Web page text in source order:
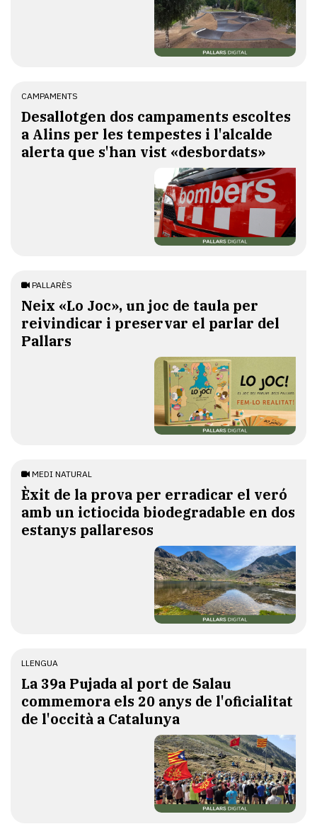
CAMPAMENTS
​Desallotgen dos campaments escoltes
a Alins per les tempestes i l'alcalde
alerta que s'han vist «desbordats»
PALLARÈS
​Neix «Lo Joc», un joc de taula per
reivindicar i preservar el parlar del
Pallars
MEDI NATURAL
Èxit de la prova per erradicar el veró
amb un ictiocida biodegradable en dos
estanys pallaresos
LLENGUA
​La 39a Pujada al port de Salau
commemora els 20 anys de l'oficialitat
de l'occità a Catalunya